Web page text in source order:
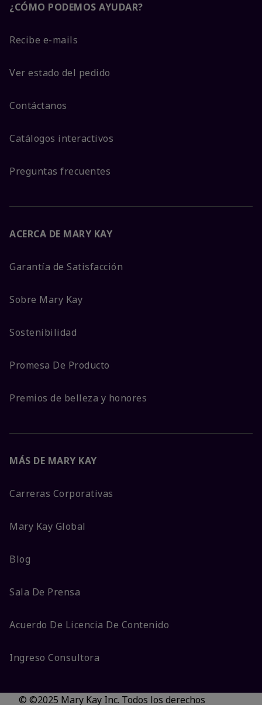
¿CÓMO PODEMOS AYUDAR?
Recibe e-mails
Ver estado del pedido
Contáctanos
Catálogos interactivos
Preguntas frecuentes
ACERCA DE MARY KAY
Garantía de Satisfacción
Sobre Mary Kay
Sostenibilidad
Promesa De Producto
Premios de belleza y honores
MÁS DE MARY KAY
Carreras Corporativas
Mary Kay Global
Blog
Sala De Prensa
Acuerdo De Licencia De Contenido
Ingreso Consultora
© ©2025 Mary Kay Inc. Todos los derechos